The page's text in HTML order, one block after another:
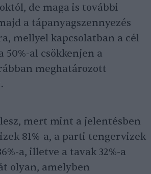
de maga is további
a tápanyagszennyezés
mellyel kapcsolatban a cél
50%-al csökkenjen a
meghatározott
mert mint a jelentésben
81%-a, a parti tengervizek
a, illetve a tavak 32%-a
olyan, amelyben